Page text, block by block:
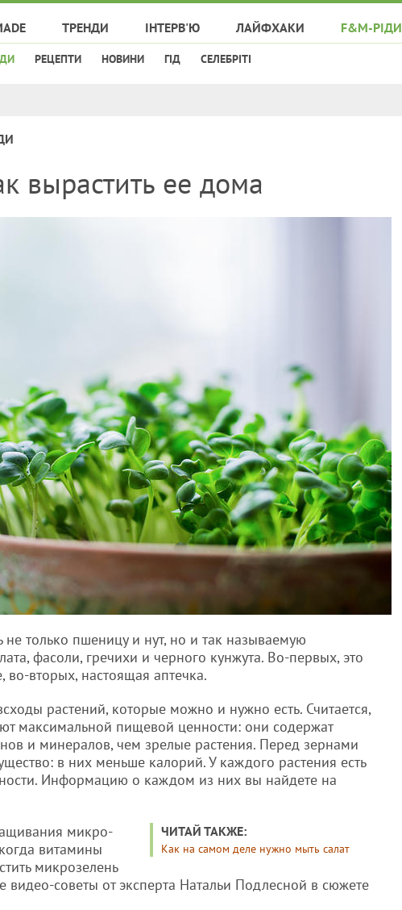
ТРЕНДИ ІНТЕРВ'Ю ЛАЙФХАКИ F&M-РІДИ
РЕЦЕПТИ НОВИНИ ГІД СЕЛЕБРІТІ
вырастить ее дома
только пшеницу и нут, но и так называемую
фасоли, гречихи и черного кунжута. Во-первых, это
во-вторых, настоящая аптечка.
растений, которые можно и нужно есть. Считается,
максимальной пищевой ценности: они содержат
и минералов, чем зрелые растения. Перед зернами
в них меньше калорий. У каждого растения есть
Информацию о каждом из них вы найдете на
ЧИТАЙ ТАКЖЕ:
Как на самом деле нужно мыть салат
микро-
витамины
микрозелень
видео-советы от эксперта Натальи Подлесной в сюжете